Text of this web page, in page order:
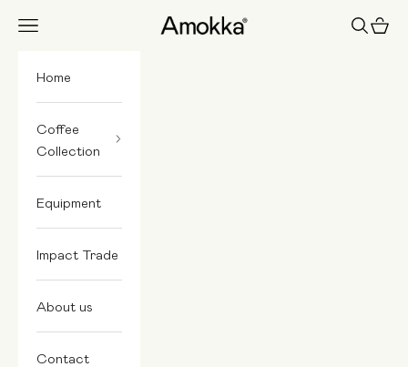
Amokka
Navigation menu Search
Cart
Home
Coffee
Collection
Equipment
Impact Trade
About us
Contact